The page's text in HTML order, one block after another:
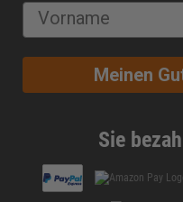
Meinen
Sie